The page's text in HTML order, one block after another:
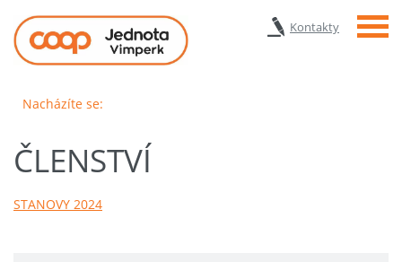
Kontakty Menu
Nacházíte se:
ČLENSTVÍ
STANOVY 2024